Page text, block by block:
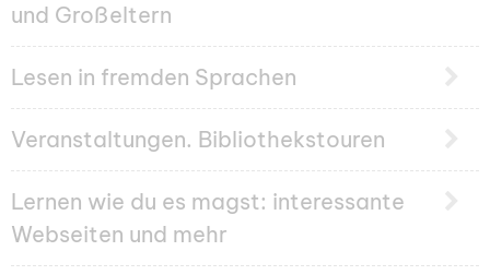
und Großeltern
Lesen in fremden Sprachen
Veranstaltungen. Bibliothekstouren
Lernen wie du es magst: interessante
Webseiten und mehr